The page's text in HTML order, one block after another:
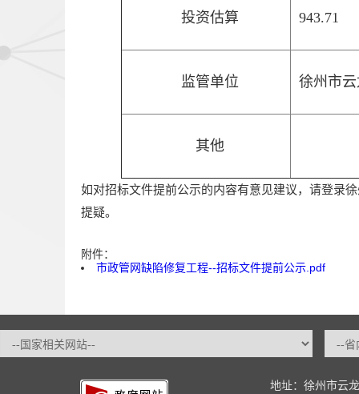
投资估算 943.71
监管单位 徐州市
其他
如对招标文件提前公示的内容有意见建议，请登录
提疑。
附件：
市政管网缺陷修复工程--招标文件提前公示.pdf
地址：徐州市云